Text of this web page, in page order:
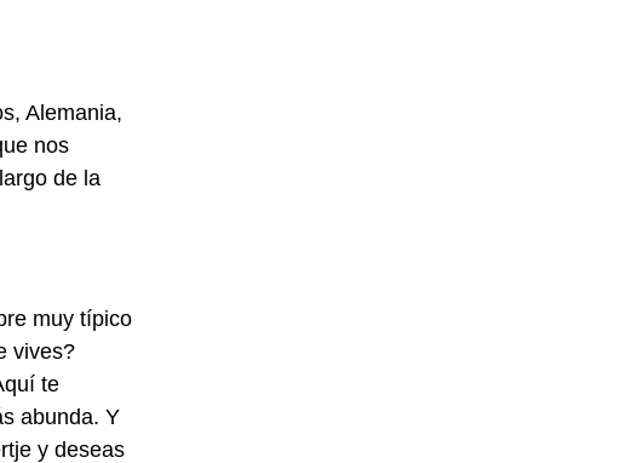
Alemania,
nos
de la
muy típico
vives?
te
abunda. Y
y deseas